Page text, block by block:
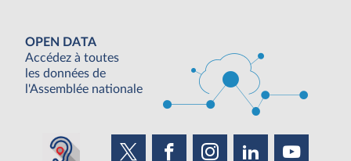
OPEN DATA
Accédez à toutes
les données de
l'Assemblée nationale